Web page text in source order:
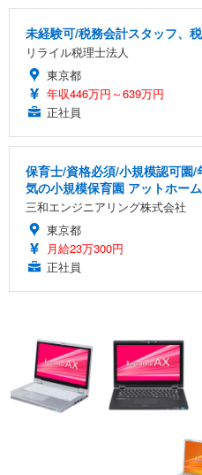
未経験可/税務会計スタッフ、
リライル税理士法人
東京都
年収446万円～639万円
正社員
保育士/資格必須/小規模認可園
気の小規模保育園 アットホー
三和エンジニアリング株式会社
東京都
月給23万300円
正社員